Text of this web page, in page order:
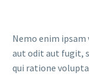
Nemo enim
aut odit aut fugit,
qui ratione